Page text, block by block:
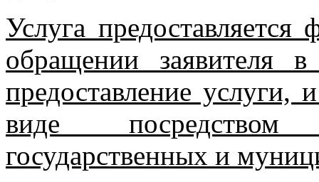
Услуга
обращении заявителя
предоставление
виде посредством
государственных и